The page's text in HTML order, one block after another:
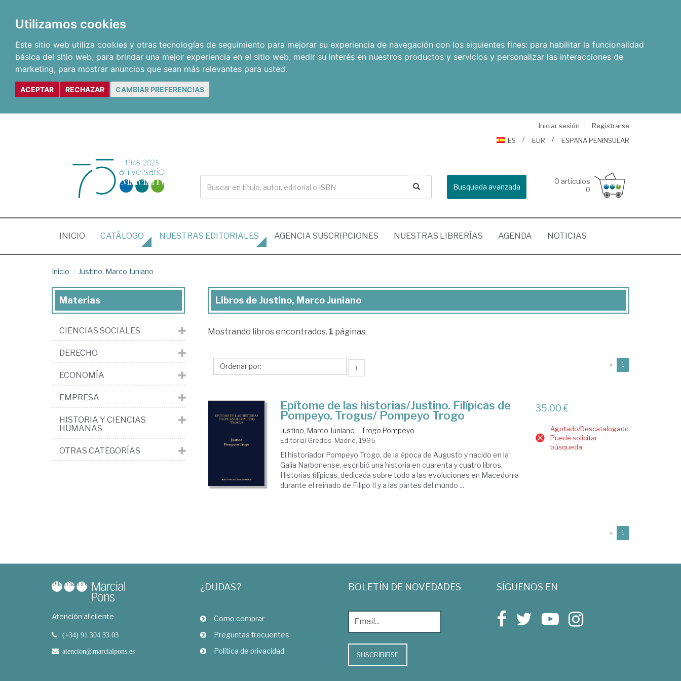
Utilizamos cookies
Este sitio web utiliza cookies y otras tecnologías de seguimiento para mejorar su experiencia de navegación con los siguientes fines: para habilitar la funcionalidad
básica del sitio web, para brindar una mejor experiencia en el sitio web, medir su interés en nuestros productos y servicios y personalizar las interacciones de
marketing, para mostrar anuncios que sean más relevantes para usted.
ACEPTAR RECHAZAR CAMBIAR PREFERENCIAS
Iniciar sesión
Registrarse
ES
EUR ESPAÑA PENINSULAR
Busqueda avanzada
0 artículos
0
INICIO (CURRENT)
CATÁLOGO NUESTRAS EDITORIALES AGENCIA SUSCRIPCIONES NUESTRAS LIBRERÍAS AGENDA NOTICIAS
Inicio Justino, Marco Juniano
Libros
Justino,
Juniano
Libros de Justino, Marco Juniano
Mostrando libros encontrados. 1 páginas.
↑ « 1
Epítome de las historias/Justino. Filípicas de
Pompeyo. Trogus/ Pompeyo Trogo
Justino, Marco Juniano Trogo Pompeyo
Editorial Gredos. Madrid, 1995
El historiador Pompeyo Trogo, de la época de Augusto y nacido en la
Galia Narbonense, escribió una historia en cuarenta y cuatro libros,
Historias filípicas, dedicada sobre todo a las evoluciones en Macedonia
durante el reinado de Filipo II y a las partes del mundo ...
35,00 €
Agotado/Descatalogado.
Puede solicitar
búsqueda.
« 1
Materias
CIENCIAS SOCIALES
DERECHO
ECONOMÍA
EMPRESA
HISTORIA Y CIENCIAS
HUMANAS
OTRAS CATEGORÍAS
Atención al cliente
(+34) 91 304 33 03
atencion@marcialpons.es
¿DUDAS?
Como comprar
Preguntas frecuentes
Política de privacidad
BOLETÍN DE NOVEDADES
SUSCRIBIRSE
SÍGUENOS EN